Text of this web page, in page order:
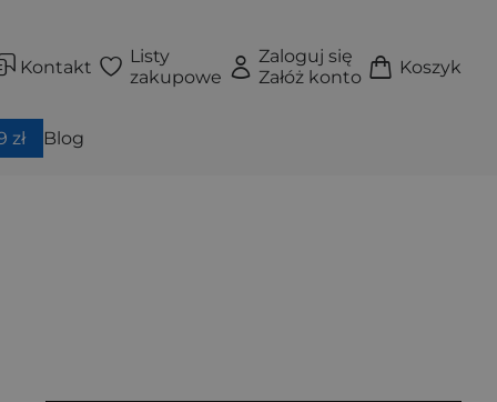
Kontakt
Listy
zakupowe
Zaloguj się
Załóż konto
Koszyk
zł Blog